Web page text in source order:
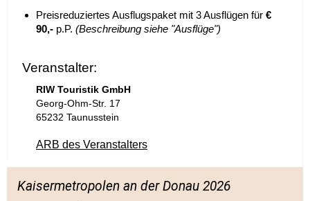
Preisreduziertes Ausflugspaket mit 3 Ausflügen für €
90,- p.P. (Beschreibung siehe "Ausflüge")
Veranstalter:
RIW Touristik GmbH
Georg-Ohm-Str. 17
65232 Taunusstein
ARB des Veranstalters
Kaisermetropolen an der Donau 2026